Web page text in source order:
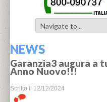
NEWS
Garanzia3 augura a
Anno Nuovo!!!
Scritto il 12/12/2024